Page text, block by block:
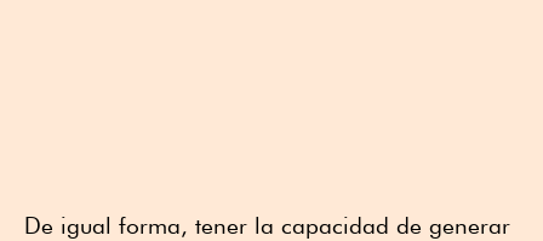
De igual forma, tener la capacidad de generar